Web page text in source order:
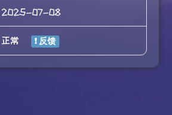
2025-07-08
正常